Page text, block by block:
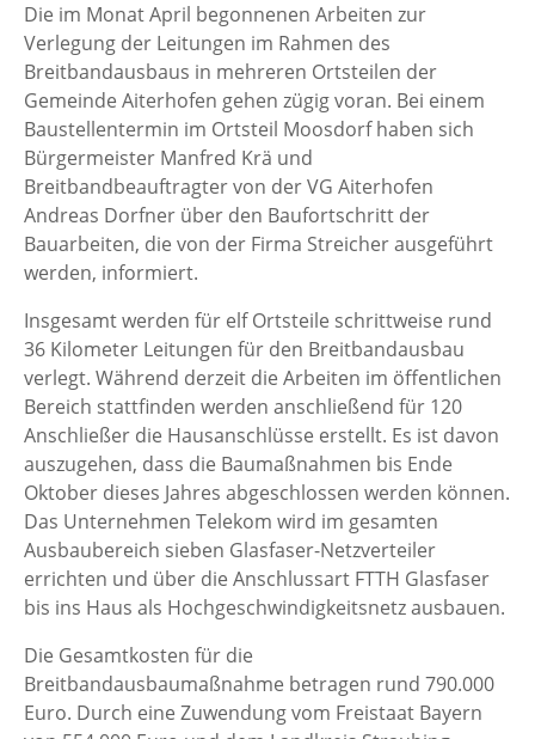
Die im Monat April begonnenen Arbeiten zur
Verlegung der Leitungen im Rahmen des
Breitbandausbaus in mehreren Ortsteilen der
Gemeinde Aiterhofen gehen zügig voran. Bei einem
Baustellentermin im Ortsteil Moosdorf haben sich
Bürgermeister Manfred Krä und
Breitbandbeauftragter von der VG Aiterhofen
Andreas Dorfner über den Baufortschritt der
Bauarbeiten, die von der Firma Streicher ausgeführt
werden, informiert.
Insgesamt werden für elf Ortsteile schrittweise rund
36 Kilometer Leitungen für den Breitbandausbau
verlegt. Während derzeit die Arbeiten im öffentlichen
Bereich stattfinden werden anschließend für 120
Anschließer die Hausanschlüsse erstellt. Es ist davon
auszugehen, dass die Baumaßnahmen bis Ende
Oktober dieses Jahres abgeschlossen werden können.
Das Unternehmen Telekom wird im gesamten
Ausbaubereich sieben Glasfaser-Netzverteiler
errichten und über die Anschlussart FTTH Glasfaser
bis ins Haus als Hochgeschwindigkeitsnetz ausbauen.
Die Gesamtkosten für die
Breitbandausbaumaßnahme betragen rund 790.000
Euro. Durch eine Zuwendung vom Freistaat Bayern